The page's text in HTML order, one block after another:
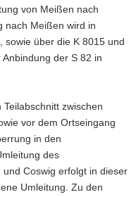
von Meißen nach
nach Meißen wird in
sowie über die K 8015 und
der S 82 in
zwischen
vor dem Ortseingang
in den
des
Coswig erfolgt in dieser
Umleitung. Zu den